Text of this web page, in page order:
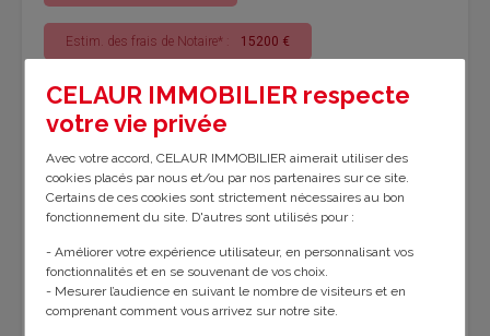
Estim. des frais de Notaire* : 15200 €
Comble/Grenier Dépendances
Bilan énergétique
CELAUR IMMOBILIER respecte
votre vie privée
Avec votre accord, CELAUR IMMOBILIER aimerait utiliser des
cookies placés par nous et/ou par nos partenaires sur ce site.
Certains de ces cookies sont strictement nécessaires au bon
fonctionnement du site. D'autres sont utilisés pour :
- Améliorer votre expérience utilisateur, en personnalisant vos
fonctionnalités et en se souvenant de vos choix.
- Mesurer l’audience en suivant le nombre de visiteurs et en
comprenant comment vous arrivez sur notre site.